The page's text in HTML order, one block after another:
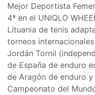
Mejor Deportista
4ª en el UNIQLO
Lituania de tenis
torneos
Jordán Tornil
de España de enduro
de Aragón de enduro
Campeonato del